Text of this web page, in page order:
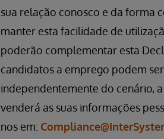
sua relação conosco e da forma
manter esta facilidade de
poderão complementar esta
candidatos a emprego podem
independentemente do cenário,
venderá as suas informações
nos em: